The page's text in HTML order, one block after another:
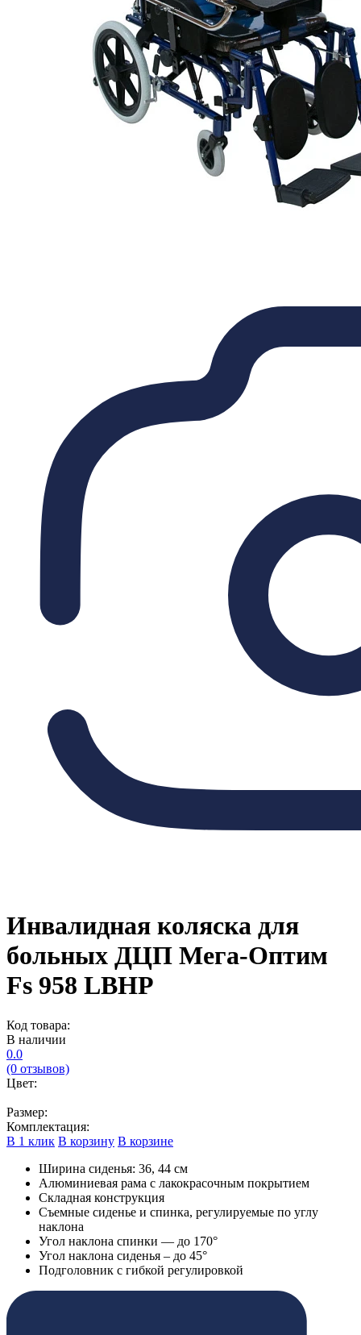
Инвалидная коляска для
больных ДЦП Мега-Оптим
Fs 958 LBHP
Код товара:
В наличии
0.0
(0 отзывов)
Цвет:
Размер:
Комплектация:
В 1 клик В корзину В корзине
Ширина сиденья: 36, 44 см
Алюминиевая рама с лакокрасочным покрытием
Складная конструкция
Съемные сиденье и спинка, регулируемые по углу
наклона
Угол наклона спинки — до 170°
Угол наклона сиденья – до 45°
Подголовник с гибкой регулировкой